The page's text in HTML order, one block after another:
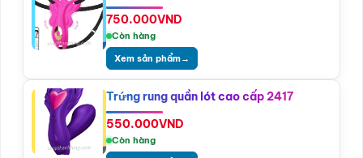
750.000VND
Còn hàng
Xem sản phẩm→
Trứng rung quần lót cao cấp 2417
550.000VND
Còn hàng